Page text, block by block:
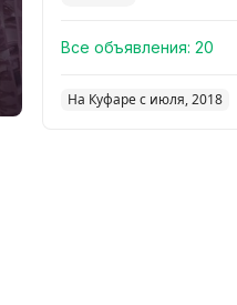
Все объявления: 20
На Куфаре с июля, 2018